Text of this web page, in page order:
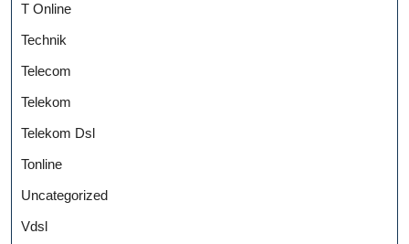
T Online
Technik
Telecom
Telekom
Telekom Dsl
Tonline
Uncategorized
Vdsl